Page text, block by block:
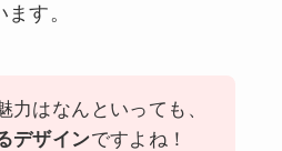
す。
力はなんといっても、
デザインですよね！